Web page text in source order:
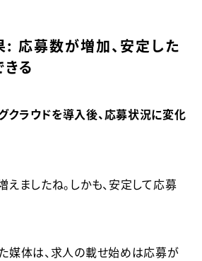
応募数が増加、安定した
る
ラウドを導入後、応募状況に変化
えましたね。しかも、安定して応募
媒体は、求人の載せ始めは応募が